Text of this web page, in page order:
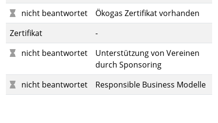
nicht beantwortet
Ökogas Zertifikat vorhanden
Zertifikat
-
nicht beantwortet
Unterstützung von Vereinen
durch Sponsoring
nicht beantwortet
Responsible Business Modelle